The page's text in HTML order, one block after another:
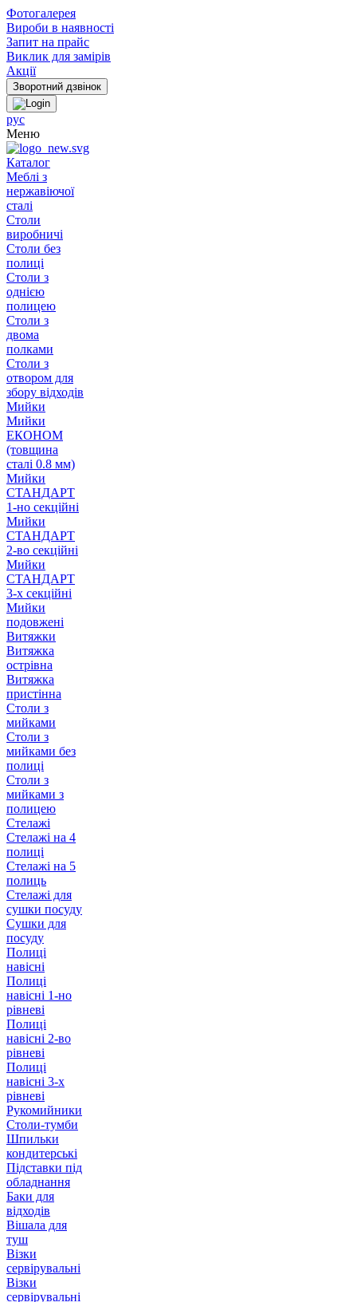
Фотогалерея
Вироби в наявності
Запит на прайс
Виклик для замірів
Акції
рус
Меню
Каталог
Меблі з
нержавіючої
сталі
Столи
виробничі
Столи без
полиці
Столи з
однією
полицею
Столи з
двома
полками
Столи з
отвором для
збору відходів
Мийки
Мийки
ЕКОНОМ
(товщина
сталі 0.8 мм)
Мийки
СТАНДАРТ
1-но секційні
Мийки
СТАНДАРТ
2-во секційні
Мийки
СТАНДАРТ
3-х секційні
Мийки
подовжені
Витяжки
Витяжка
острівна
Витяжка
пристінна
Столи з
мийками
Столи з
мийками без
полиці
Столи з
мийками з
полицею
Стелажі
Стелажі на 4
полиці
Стелажі на 5
полиць
Стелажі для
сушки посуду
Сушки для
посуду
Полиці
навісні
Полиці
навісні 1-но
рівневі
Полиці
навісні 2-во
рівневі
Полиці
навісні 3-х
рівневі
Рукомийники
Столи-тумби
Шпильки
кондитерські
Підставки під
обладнання
Баки для
відходів
Вішала для
туш
Візки
сервірувальні
Візки
сервірувальні